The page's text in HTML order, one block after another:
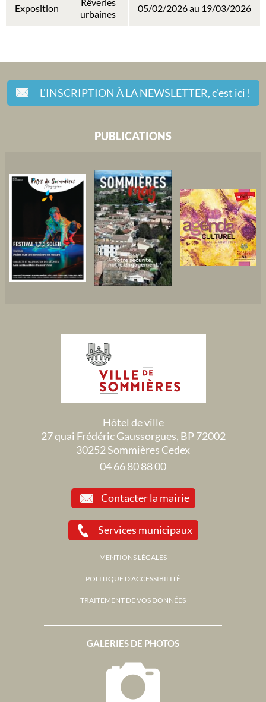
Exposition
Rêveries
urbaines
05/02/2026 au 19/03/2026
L'INSCRIPTION À LA NEWSLETTER,c'est ici !
GALERIES DE PHOTOS
PUBLICATIONS
Hôtel de ville
27 quai Frédéric Gaussorgues, BP 72002
30252 Sommières Cedex
04 66 80 88 00
Contacter la mairie
Services municipaux
MENTIONS LÉGALES
POLITIQUE D'ACCESSIBILITÉ
TRAITEMENT DE VOS DONNÉES